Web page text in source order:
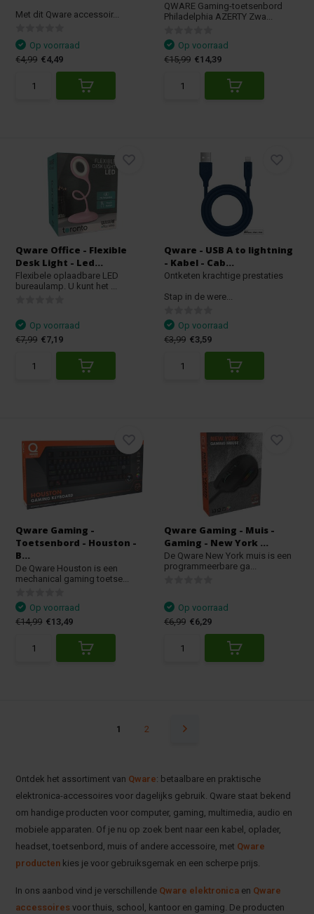
Met dit Qware accessoir...
Op voorraad
€4,99 €4,49
QWARE Gaming-toetsenbord
Philadelphia AZERTY Zwa...
Op voorraad
€15,99 €14,39
Qware Office - Flexible
Desk Light - Led...
Flexibele oplaadbare LED
bureaulamp. U kunt het ...
Op voorraad
€7,99 €7,19
Qware - USB A to lightning
- Kabel - Cab...
Ontketen krachtige prestaties
Stap in de were...
Op voorraad
€3,99 €3,59
Qware Gaming -
Toetsenbord - Houston -
B...
De Qware Houston is een
mechanical gaming toetse...
Op voorraad
€14,99 €13,49
Qware Gaming - Muis -
Gaming - New York ...
De Qware New York muis is een
programmeerbare ga...
Op voorraad
€6,99 €6,29
1 2
Ontdek het assortiment van Qware: betaalbare en praktische
elektronica-accessoires voor dagelijks gebruik. Qware staat bekend
om handige producten voor computer, gaming, multimedia, audio en
mobiele apparaten. Of je nu op zoek bent naar een kabel, oplader,
headset, toetsenbord, muis of andere accessoire, met Qware
producten kies je voor gebruiksgemak en een scherpe prijs.
In ons aanbod vind je verschillende Qware elektronica en Qware
accessoires voor thuis, school, kantoor en gaming. De producten